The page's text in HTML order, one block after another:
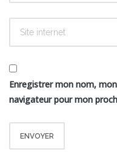
Enregistrer mon nom,
navigateur pour mon